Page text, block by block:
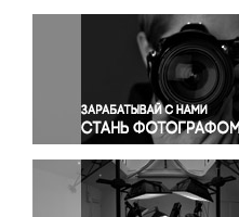
Окружающая среда
Политика
Правосудие
Происшествия и
Религия
Светская жизнь
Спорт
Экология